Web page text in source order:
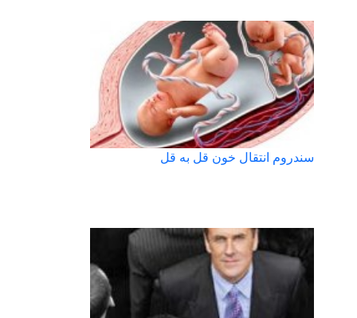
سندروم انتقال خون قل به قل